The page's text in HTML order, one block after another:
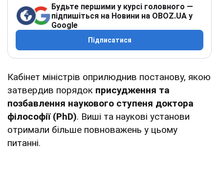
Будьте першими у курсі головного —
підпишіться на Новини на OBOZ.UA у
Google
Підписатися
Кабінет міністрів оприлюднив постанову, якою
затвердив порядок присудження та
позбавлення наукового ступеня доктора
філософії (PhD). Виші та наукові установи
отримали більше повноважень у цьому
питанні.